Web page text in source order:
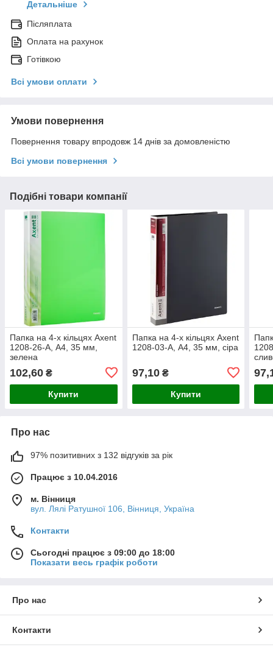
Детальніше
Післяплата
Оплата на рахунок
Готівкою
Всі умови оплати
Умови повернення
Повернення товару впродовж 14 днів за домовленістю
Всі умови повернення
Подібні товари компанії
Папка на 4-х кільцях Axent
1208-26-A, А4, 35 мм,
зелена
102,60 ₴
Купити
Папка на 4-х кільцях Axent
1208-03-A, А4, 35 мм, сіра
97,10₴
Купити
Про нас
97% позитивних з 132 відгуків за рік
Працює з 10.04.2016
м. Вінниця
вул. Лялі Ратушної 106, Вінниця, Україна
Контакти
Сьогодні працює з 09:00 до 18:00
Показати весь графік роботи
Про нас
Контакти